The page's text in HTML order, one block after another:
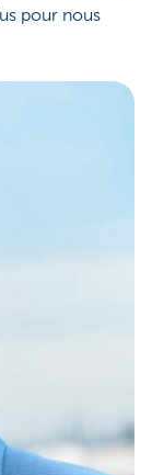
pour nous